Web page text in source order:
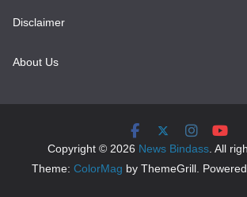
Disclaimer
About Us
Copyright © 2026 News Bindass. All
Theme: ColorMag by ThemeGrill.